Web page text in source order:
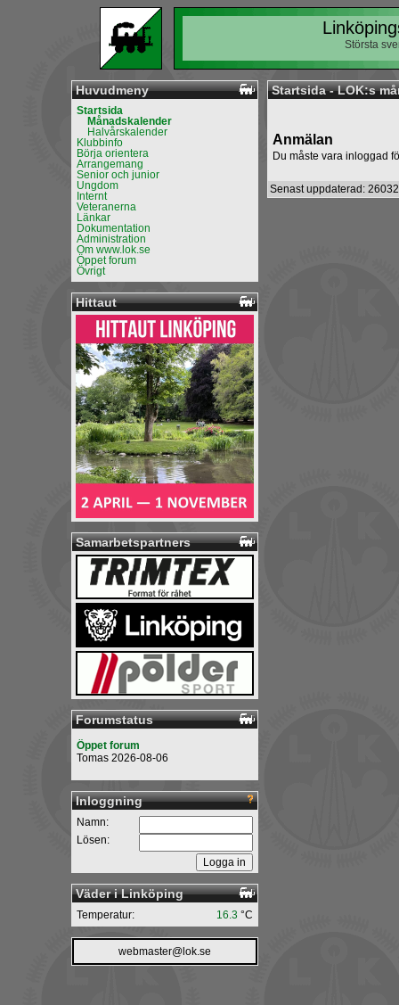
Största
Huvudmeny
Startsida
Månadskalender
Halvårskalender
Klubbinfo
Börja orientera
Arrangemang
Senior och junior
Ungdom
Internt
Veteranerna
Länkar
Dokumentation
Administration
Om www.lok.se
Öppet forum
Övrigt
Hittaut
Samarbetspartners
Forumstatus
Öppet forum
Tomas 2026-08-06
Inloggning
Namn:
Lösen:
Väder i Linköping
16.3 °C
Temperatur:
webmaster@lok.se
Startsida - LOK:s
Anmälan
Du måste vara inloggad
Senast uppdaterad: